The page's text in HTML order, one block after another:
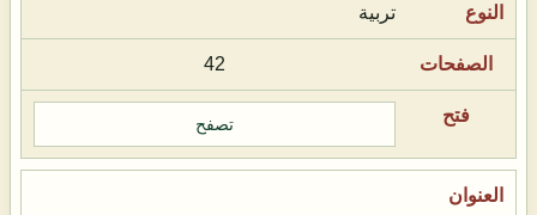
تربية
42
تصفح